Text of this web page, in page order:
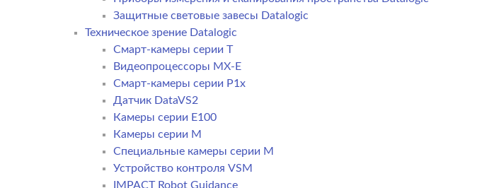
Защитные световые завесы Datalogic
Техническое зрение Datalogic
Смарт-камеры серии T
Видеопроцессоры MX-E
Смарт-камеры серии P1x
Датчик DataVS2
Камеры серии E100
Камеры серии M
Специальные камеры серии M
Устройство контроля VSM
IMPACT Robot Guidance